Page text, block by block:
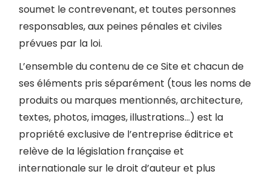
soumet le contrevenant, et toutes personnes
responsables, aux peines pénales et civiles
prévues par la loi.
L’ensemble du contenu de ce Site et chacun de
ses éléments pris séparément (tous les noms de
produits ou marques mentionnés, architecture,
textes, photos, images, illustrations…) est la
propriété exclusive de l’entreprise éditrice et
relève de la législation française et
internationale sur le droit d’auteur et plus